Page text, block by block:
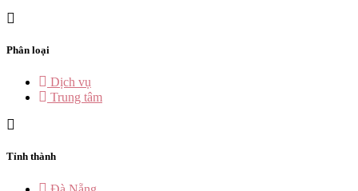
Phân loại
Dịch vụ
Trung tâm
Tỉnh thành